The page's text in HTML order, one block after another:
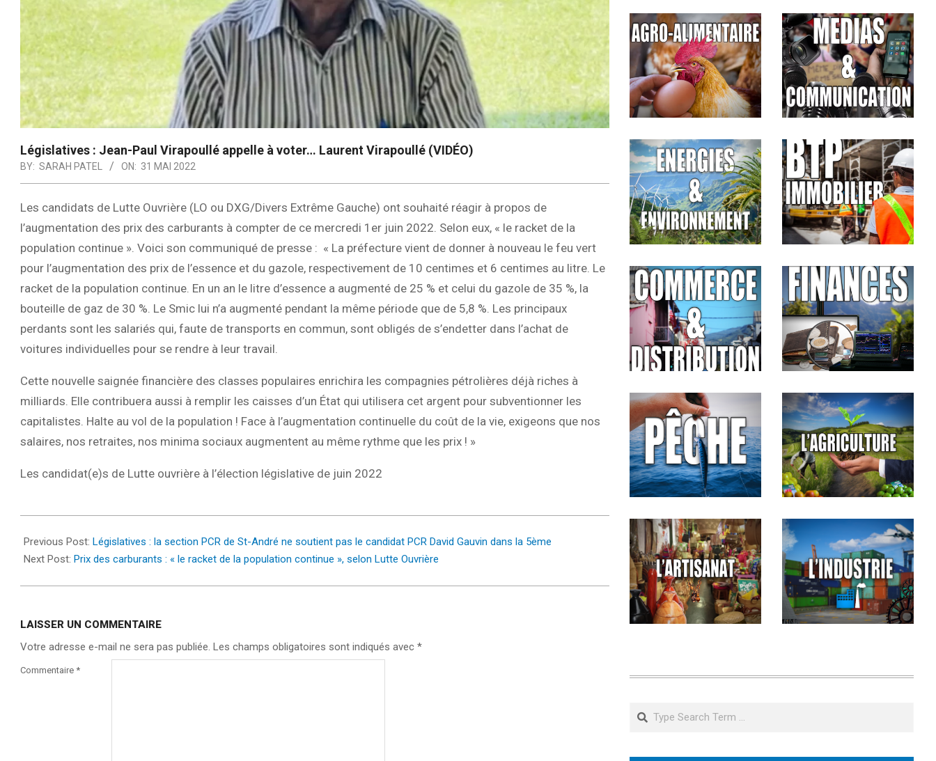
Législatives : Jean-Paul Virapoullé appelle à voter… Laurent Virapoullé (VIDÉO)
BY: SARAH PATEL ON: 31 MAI 2022
Les candidats de Lutte Ouvrière (LO ou DXG/Divers Extrême Gauche) ont souhaité réagir à propos de
l’augmentation des prix des carburants à compter de ce mercredi 1er juin 2022. Selon eux, « le racket de la
population continue ». Voici son communiqué de presse : « La préfecture vient de donner à nouveau le feu vert
pour l’augmentation des prix de l’essence et du gazole, respectivement de 10 centimes et 6 centimes au litre. Le
racket de la population continue. En un an le litre d’essence a augmenté de 25 % et celui du gazole de 35 %, la
bouteille de gaz de 30 %. Le Smic lui n’a augmenté pendant la même période que de 5,8 %. Les principaux
perdants sont les salariés qui, faute de transports en commun, sont obligés de s’endetter dans l’achat de
voitures individuelles pour se rendre à leur travail.
Cette nouvelle saignée financière des classes populaires enrichira les compagnies pétrolières déjà riches à
milliards. Elle contribuera aussi à remplir les caisses d’un État qui utilisera cet argent pour subventionner les
capitalistes. Halte au vol de la population ! Face à l’augmentation continuelle du coût de la vie, exigeons que nos
salaires, nos retraites, nos minima sociaux augmentent au même rythme que les prix ! »
Les candidat(e)s de Lutte ouvrière à l’élection législative de juin 2022
05-
31
Previous Post: Législatives : la section PCR de St-André ne soutient pas le candidat PCR David Gauvin dans la 5ème
Next Post: Prix des carburants : « le racket de la population continue », selon Lutte Ouvrière
LAISSER UN COMMENTAIRE
Votre adresse e-mail ne sera pas publiée. Les champs obligatoires sont indiqués avec *
Commentaire *
Search